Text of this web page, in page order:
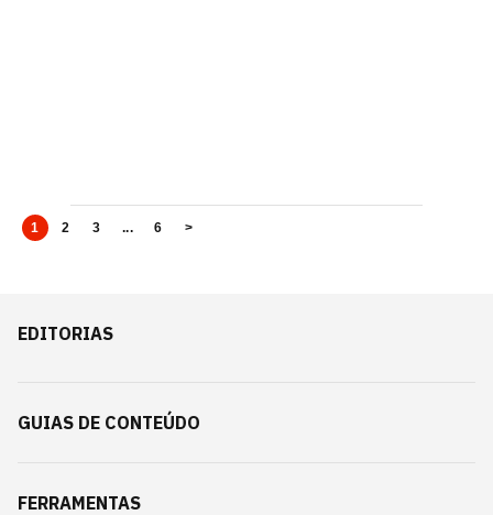
1 2 3 ... 6 >
EDITORIAS
GUIAS DE CONTEÚDO
FERRAMENTAS